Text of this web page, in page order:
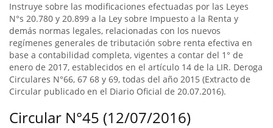
Instruye sobre las modificaciones efectuadas por las Leyes
N°s 20.780 y 20.899 a la Ley sobre Impuesto a la Renta y
demás normas legales, relacionadas con los nuevos
regímenes generales de tributación sobre renta efectiva en
base a contabilidad completa, vigentes a contar del 1° de
enero de 2017, establecidos en el artículo 14 de la LIR. Deroga
Circulares N°66, 67 68 y 69, todas del año 2015 (Extracto de
Circular publicado en el Diario Oficial de 20.07.2016).
Circular N°45 (12/07/2016)